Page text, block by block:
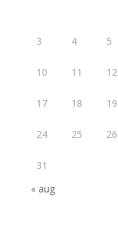
3 4 5
10 11 12
17 18 19
24 25 26
31
« aug